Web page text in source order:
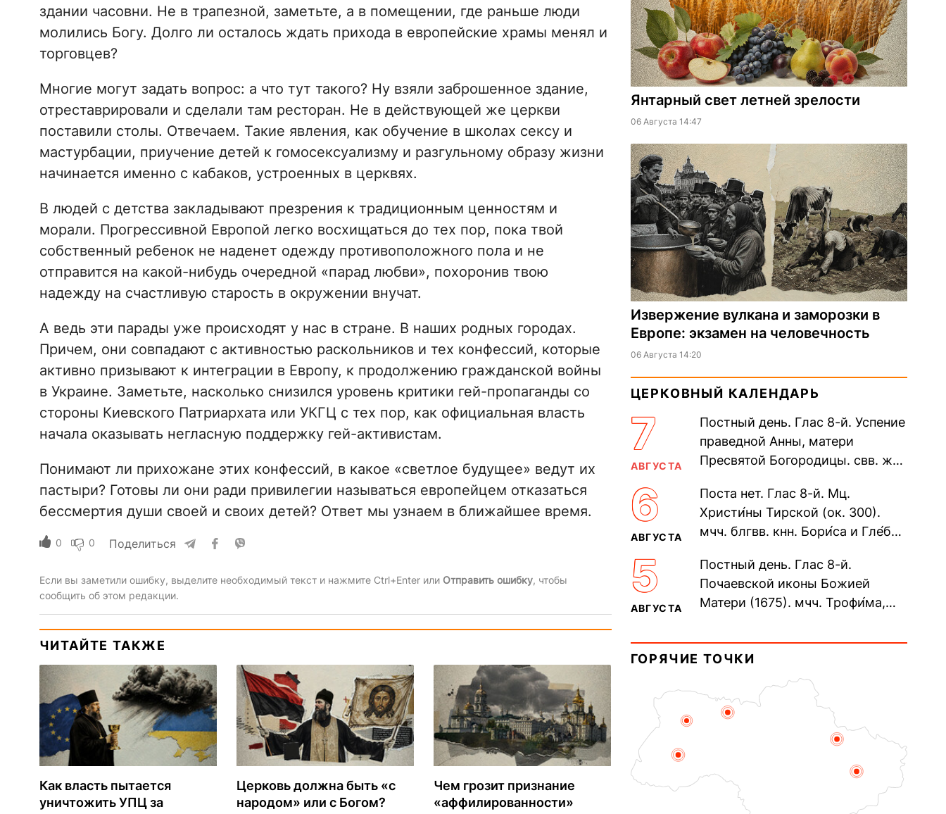
здании часовни. Не в трапезной, заметьте, а в помещении, где раньше люди
молились Богу. Долго ли осталось ждать прихода в европейские храмы менял и
торговцев?
Многие могут задать вопрос: а что тут такого? Ну взяли заброшенное здание,
отреставрировали и сделали там ресторан. Не в действующей же церкви
поставили столы. Отвечаем. Такие явления, как обучение в школах сексу и
мастурбации, приучение детей к гомосексуализму и разгульному образу жизни
начинается именно с кабаков, устроенных в церквях.
В людей с детства закладывают презрения к традиционным ценностям и
морали. Прогрессивной Европой легко восхищаться до тех пор, пока твой
собственный ребенок не наденет одежду противоположного пола и не
отправится на какой-нибудь очередной «парад любви», похоронив твою
надежду на счастливую старость в окружении внучат.
А ведь эти парады уже происходят у нас в стране. В наших родных городах.
Причем, они совпадают с активностью раскольников и тех конфессий, которые
активно призывают к интеграции в Европу, к продолжению гражданской войны
в Украине. Заметьте, насколько снизился уровень критики гей-пропаганды со
стороны Киевского Патриархата или УКГЦ с тех пор, как официальная власть
начала оказывать негласную поддержку гей-активистам.
Понимают ли прихожане этих конфессий, в какое «светлое будущее» ведут их
пастыри? Готовы ли они ради привилегии называться европейцем отказаться
бессмертия души своей и своих детей? Ответ мы узнаем в ближайшее время.
0 0 Поделиться
Если вы заметили ошибку, выделите необходимый текст и нажмите Ctrl+Enter или Отправить ошибку, чтобы
сообщить об этом редакции.
ЧИТАЙТЕ ТАКЖЕ
Как власть пытается
уничтожить УПЦ за
Церковь должна быть «с
народом» или с Богом?
Чем грозит признание
«аффилированности»
Янтарный свет летней зрелости
06 Августа 14:47
Извержение вулкана и заморозки в
Европе: экзамен на человечность
06 Августа 14:20
ЦЕРКОВНЫЙ КАЛЕНДАРЬ
7
АВГУСТА
Постный день. Глас 8-й. Успение
праведной Анны, матери
Пресвятой Богородицы. свв. жен
прп. Евпракси́и девы,...
6
АВГУСТА
Поста нет. Глас 8-й. Мц.
Христи́ны Тирской (ок. 300).
мчч. блгвв. кнн. Бори́са и Гле́ба,
Дави́да (1015). Прп....
5
АВГУСТА
Постный день. Глас 8-й.
Почаевской иконы Божией
Матери (1675). мчч. Трофи́ма,
мучеников (284–305). прав.
воина Фео́дора...
ГОРЯЧИЕ ТОЧКИ